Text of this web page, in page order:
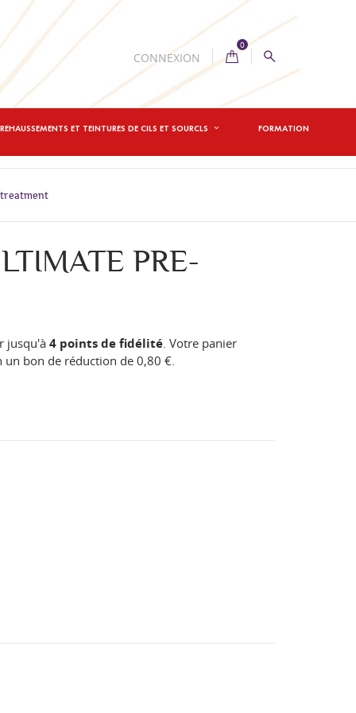
CONNEXION
0
ET TEINTURES DE CILS ET SOURCLS FORMATION
PRE-
jusqu'à 4points de fidélité. Votre panier
un bon de réduction de 0,80 €.